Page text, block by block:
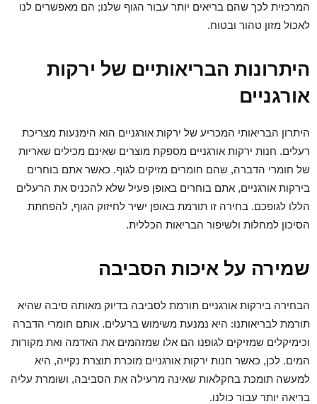
המרכזית לכך שהם בריאים יותר עבור הגוף שלנו; הם מאפשרים לנו
לאכול מזון טהור ובטוח.
היתרונות הבריאותיים של ירקות
אורגניים
היתרון הבריאותי המכריע של ירקות אורגניים הוא הימנעות מצריכת
רעלים. חנות ירקות אורגניים מספקת מוצרים שאינם מכילים שאריות
של חומרי הדברה, שהם חומרים מזיקים לגוף. כאשר אתם בוחרים
בירקות אורגניים, אתם בוחרים באופן פעיל שלא להכניס את הרעלים
הללו לגופכם. בחירה זו תורמת באופן ישיר לחיזוק הגוף, להפחתת
הסיכון למחלות ולשיפור הבריאות הכללית.
שמירה על איכות הסביבה
הבחירה בירקות אורגניים תורמת לסביבה בדיוק מאותה סיבה שהיא
תורמת לבריאותנו: היא נמנעת משימוש ברעלים. אותם חומרי הדברה
וכימיקלים שמזיקים לגופנו הם אלו שמזהמים את האדמה ואת מקורות
המים. לכן, כאשר חנות ירקות אורגניים מוכרת תוצרת נקייה, היא
למעשה תומכת בחקלאות שאינה מרעילה את הסביבה, ושומרת עליה
בריאה יותר עבור כולנו.